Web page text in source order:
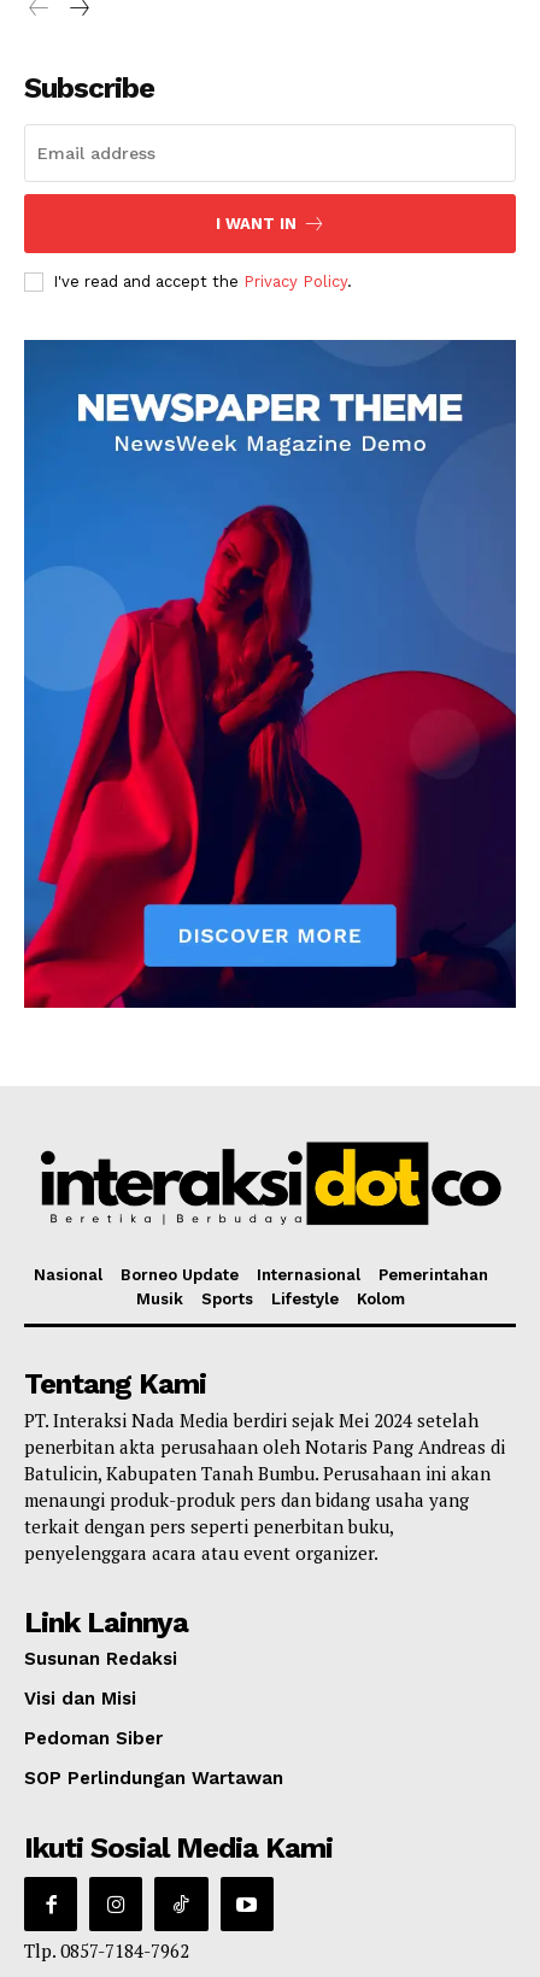
Subscribe
I WANT IN
I've read and accept the Privacy Policy.
Nasional Borneo Update Internasional
Pemerintahan
Musik
Sports Lifestyle Kolom
Tentang Kami
PT. Interaksi Nada Media berdiri sejak Mei 2024 setelah
penerbitan akta perusahaan oleh Notaris Pang Andreas di
Batulicin, Kabupaten Tanah Bumbu. Perusahaan ini akan
menaungi produk-produk pers dan bidang usaha yang
terkait dengan pers seperti penerbitan buku,
penyelenggara acara atau event organizer.
Link Lainnya
Susunan Redaksi
Visi dan Misi
Pedoman Siber
SOP Perlindungan Wartawan
Ikuti Sosial Media Kami
Tlp. 0857-7184-7962